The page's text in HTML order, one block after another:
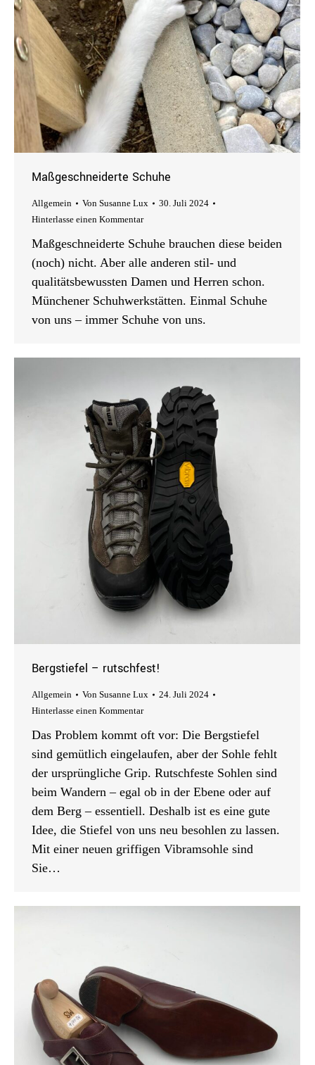
Maßgeschneiderte Schuhe
Allgemein Von Susanne Lux
30. Juli 2024
Hinterlasse einen Kommentar
Maßgeschneiderte Schuhe brauchen diese beiden
(noch) nicht. Aber alle anderen stil- und
qualitätsbewussten Damen und Herren schon.
Münchener Schuhwerkstätten. Einmal Schuhe
von uns – immer Schuhe von uns.
Bergstiefel – rutschfest!
Allgemein Von Susanne Lux
24. Juli 2024
Hinterlasse einen Kommentar
Das Problem kommt oft vor: Die Bergstiefel
sind gemütlich eingelaufen, aber der Sohle fehlt
der ursprüngliche Grip. Rutschfeste Sohlen sind
beim Wandern – egal ob in der Ebene oder auf
dem Berg – essentiell. Deshalb ist es eine gute
Idee, die Stiefel von uns neu besohlen zu lassen.
Mit einer neuen griffigen Vibramsohle sind
Sie…